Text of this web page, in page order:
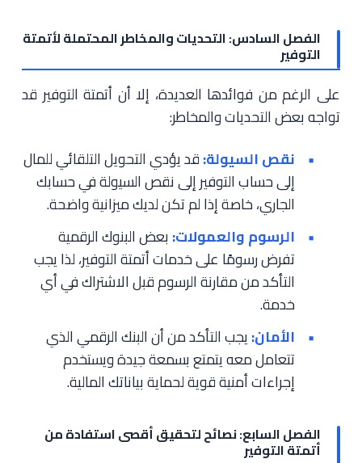
الفصل السادس: التحديات والمخاطر المحتملة لأتمتة
التوفير
على الرغم من فوائدها العديدة، إلا أن أتمتة التوفير قد
تواجه بعض التحديات والمخاطر:
نقص السيولة:قد يؤدي التحويل التلقائي للمال
إلى حساب التوفير إلى نقص السيولة في حسابك
الجاري، خاصة إذا لم تكن لديك ميزانية واضحة.
الرسوم والعمولات: بعض البنوك الرقمية
تفرض رسومًا على خدمات أتمتة التوفير، لذا يجب
التأكد من مقارنة الرسوم قبل الاشتراك في أي
خدمة.
الأمان:يجب التأكد من أن البنك الرقمي الذي
تتعامل معه يتمتع بسمعة جيدة ويستخدم
إجراءات أمنية قوية لحماية بياناتك المالية.
الفصل السابع: نصائح لتحقيق أقصى استفادة من
أتمتة التوفير